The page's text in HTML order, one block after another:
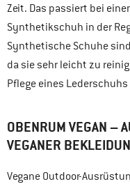
Zeit. Das passiert bei
Synthetikschuh in der
Synthetische Schuhe
da sie sehr leicht zu
Pflege eines
OBENRUM VEGAN –
VEGANER
Vegane Outdoor-